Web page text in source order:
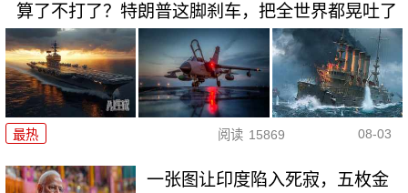
算了不打了？特朗普这脚刹车，把全世界都晃吐了
最热 阅读 15869 08-03
一张图让印度陷入死寂，五枚金